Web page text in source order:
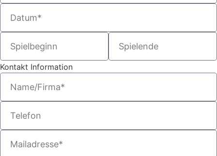
Kontakt Information